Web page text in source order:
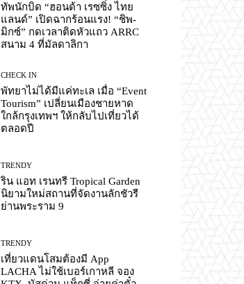
ทัพนักบิด “ฮอนด้า เรซซิ่ง ไทย
แลนด์” เปิดฉากร้อนแรง! “ชิพ-
มิกซ์” กดเวลาติดหัวแถว ARRC
สนาม 4 ที่มัลดาลิกา
CHECK IN
พัทยาไม่ได้มีแค่ทะเล เมื่อ “Event
Tourism” เปลี่ยนเมืองชายหาด
ใกล้กรุงเทพฯ ให้กลับไปเที่ยวได้
ตลอดปี
TRENDY
ริน แอท เรนทรี Tropical Garden
นิยามใหม่สถานที่จัดงานลักชัวรี
ย่านพระราม 9
TRENDY
เที่ยวแดนโสมต้องมี App
LACHA ไม่ใช้เบอร์เกาหลี จอง